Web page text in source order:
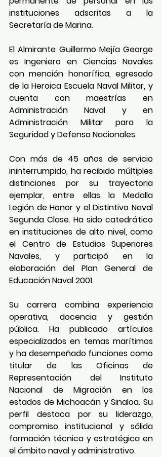
instituciones adscritas a la
Secretaría de Marina.
El Almirante Guillermo Mejía George
es Ingeniero en Ciencias Navales
con mención honorífica, egresado
de la Heroica Escuela Naval Militar, y
cuenta con maestrías en
Administración Naval y en
Administración Militar para la
Seguridad y Defensa Nacionales.
Con más de 45 años de servicio
ininterrumpido, ha recibido múltiples
distinciones por su trayectoria
ejemplar, entre ellas la Medalla
Legión de Honor y el Distintivo Naval
Segunda Clase. Ha sido catedrático
en instituciones de alto nivel, como
el Centro de Estudios Superiores
Navales, y participó en la
elaboración del Plan General de
Educación Naval 2001.
Su carrera combina experiencia
operativa, docencia y gestión
pública. Ha publicado artículos
especializados en temas marítimos
y ha desempeñado funciones como
titular de las Oficinas de
Representación del Instituto
Nacional de Migración en los
estados de Michoacán y Sinaloa. Su
perfil destaca por su liderazgo,
compromiso institucional y sólida
formación técnica y estratégica en
el ámbito naval y administrativo.